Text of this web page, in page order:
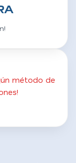
método de